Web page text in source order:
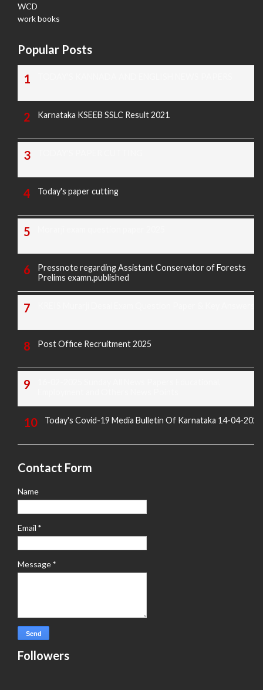
WCD
work books
Popular Posts
Karnataka KSEEB SSLC Result 2021
Today's paper cutting
Pressnote regarding Assistant Conservator of Forests
Prelims examn.published
Post Office Recruitment 2025
Today's Covid-19 Media Bulletin Of Karnataka 14-04-2022
Contact Form
Name
Email *
Message*
Followers